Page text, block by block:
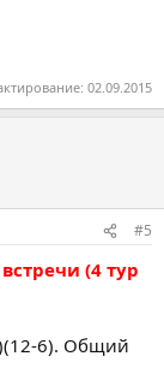
02.09.2015
#5
(4 тур
6). Общий